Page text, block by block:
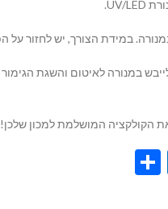
הקולקציה המושלמת למכון שלכן!
Trello
Share